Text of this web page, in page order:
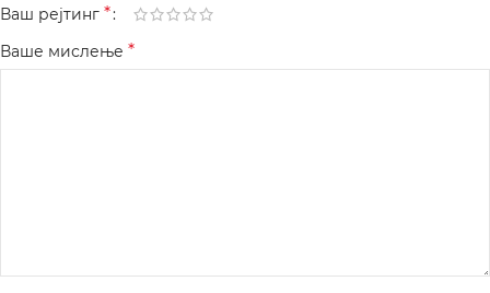
Ваш рејтинг *
Ваше мислење *